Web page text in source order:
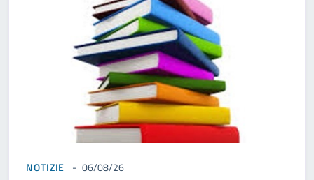
NOTIZIE 06/08/26